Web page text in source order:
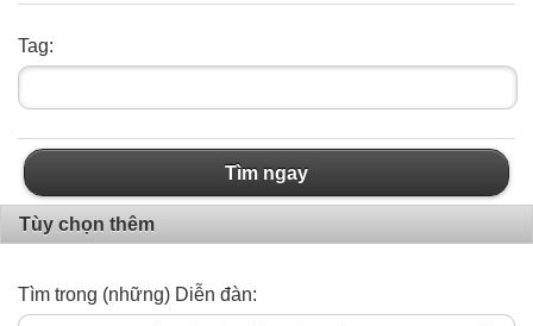
Tag:
Tìm ngay
Tùy chọn thêm
Tìm trong (những) Diễn đàn: